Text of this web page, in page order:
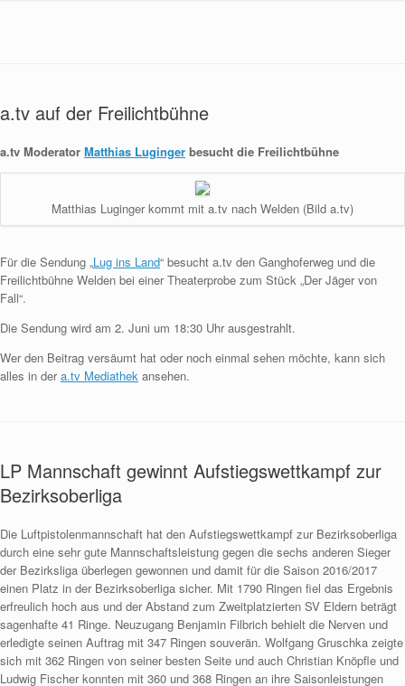
a.tv auf der Freilichtbühne
a.tv Moderator Matthias Luginger besucht die Freilichtbühne
Matthias Luginger kommt mit a.tv nach Welden (Bild a.tv)
Für die Sendung „Lug ins Land“ besucht a.tv den Ganghoferweg und die
Freilichtbühne Welden bei einer Theaterprobe zum Stück „Der Jäger von
Fall“.
Die Sendung wird am 2. Juni um 18:30 Uhr ausgestrahlt.
Wer den Beitrag versäumt hat oder noch einmal sehen möchte, kann sich
alles in dera.tv Mediathek ansehen.
LP Mannschaft gewinnt Aufstiegswettkampf zur
Bezirksoberliga
Die Luftpistolenmannschaft hat den Aufstiegswettkampf zur Bezirksoberliga
durch eine sehr gute Mannschaftsleistung gegen die sechs anderen Sieger
der Bezirksliga überlegen gewonnen und damit für die Saison 2016/2017
einen Platz in der Bezirksoberliga sicher. Mit 1790 Ringen fiel das Ergebnis
erfreulich hoch aus und der Abstand zum Zweitplatzierten SV Eldern beträgt
sagenhafte 41 Ringe. Neuzugang Benjamin Filbrich behielt die Nerven und
erledigte seinen Auftrag mit 347 Ringen souverän. Wolfgang Gruschka zeigte
sich mit 362 Ringen von seiner besten Seite und auch Christian Knöpfle und
Ludwig Fischer konnten mit 360 und 368 Ringen an ihre Saisonleistungen